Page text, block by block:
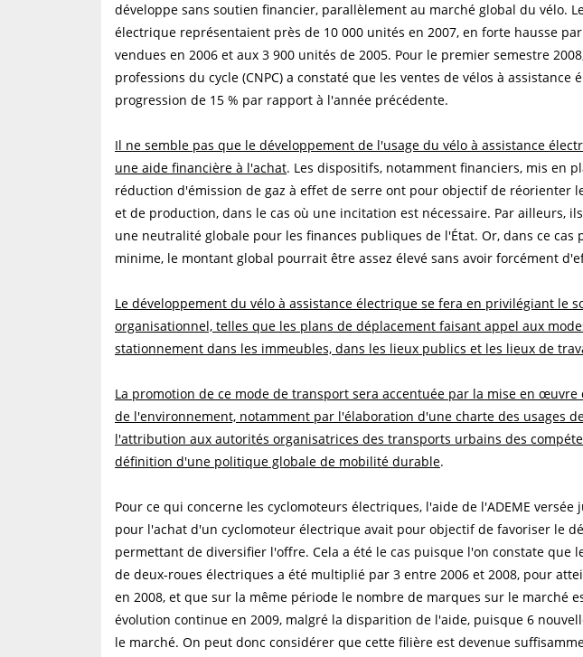
développe sans soutien financier, parallèlement au marché global du vélo.
électrique représentaient près de 10 000 unités en 2007, en forte hausse
vendues en 2006 et aux 3 900 unités de 2005. Pour le premier semestre
professions du cycle (CNPC) a constaté que les ventes de vélos à
progression de 15 % par rapport à l'année précédente.
Il ne semble pas que le développement de l'usage du vélo à assistance
une aide financière à l'achat. Les dispositifs, notamment financiers, mis en
réduction d'émission de gaz à effet de serre ont pour objectif de réorienter
et de production, dans le cas où une incitation est nécessaire. Par ailleurs,
une neutralité globale pour les finances publiques de l'État. Or, dans ce cas
minime, le montant global pourrait être assez élevé sans avoir forcément
Le développement du vélo à assistance électrique se fera en privilégiant le
organisationnel, telles que les plans de déplacement faisant appel aux
stationnement dans les immeubles, dans les lieux publics et les lieux de
La promotion de ce mode de transport sera accentuée par la mise en œuvre
de l'environnement, notamment par l'élaboration d'une charte des usages
l'attribution aux autorités organisatrices des transports urbains des
définition d'une politique globale de mobilité durable.
Pour ce qui concerne les cyclomoteurs électriques, l'aide de l'ADEME versée
pour l'achat d'un cyclomoteur électrique avait pour objectif de favoriser le
permettant de diversifier l'offre. Cela a été le cas puisque l'on constate que
de deux-roues électriques a été multiplié par 3 entre 2006 et 2008, pour
en 2008, et que sur la même période le nombre de marques sur le marché
évolution continue en 2009, malgré la disparition de l'aide, puisque 6
le marché. On peut donc considérer que cette filière est devenue